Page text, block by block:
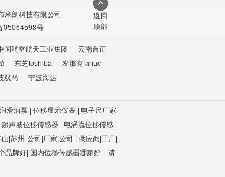
米朗科技有限公司
05064598号
返回
顶部
国航空航天工业集团
云南台正
东芝toshiba
发那克fanuc
双马
宁波海达
滑油泵 | 位移显示仪表 | 电子尺厂家
| 超声波位移传感器 | 电涡流位移传感
|苏州-公司|厂家|公司
供应商|工厂|
品牌好 国内位移传感器哪家好，请